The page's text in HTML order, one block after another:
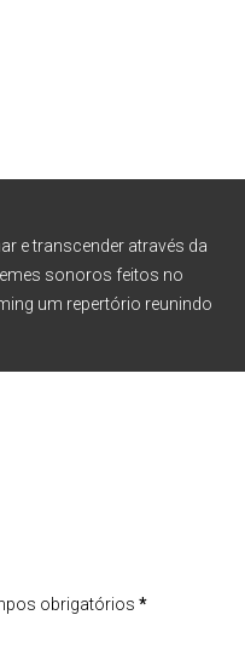
e transcender através da
sonoros feitos no
um repertório reunindo
obrigatórios *